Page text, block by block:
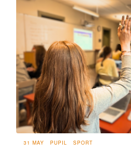
31 MAY PUPIL SPORT